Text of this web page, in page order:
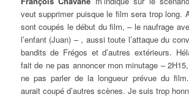
veut supprimer puisque le film sera trop long.
sont coupés le début du film, – le naufrage
l’enfant (Juan) – , aussi toute l’attaque du
bandits de Frégos et d’autres extérieurs.
fait de ne pas annoncer mon minutage –
ne pas parler de la longueur prévue du
aurait coupé d’autres scènes. Je suis trop